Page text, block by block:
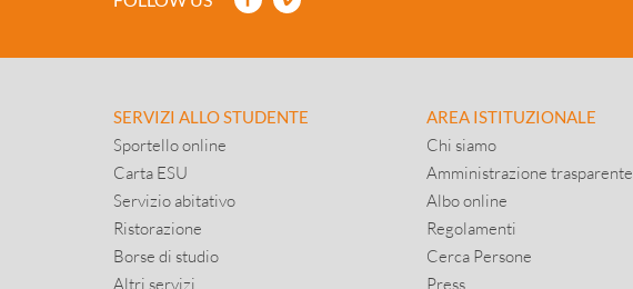
SERVIZI ALLO STUDENTE
Sportello online
Carta ESU
Servizio abitativo
Ristorazione
Borse di studio
Altri servizi
AREA ISTITUZIONALE
Chi siamo
Amministrazione trasparente
Albo online
Regolamenti
Cerca Persone
Press